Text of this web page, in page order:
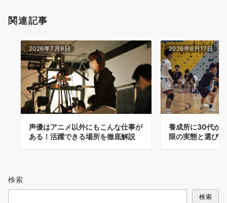
関連記事
2026年7月9日
声優はアニメ以外にもこんな仕事が
ある！活躍できる場所を徹底解説
2026年6月17日
養成所に30代か
限の実態と選び
検索
検索